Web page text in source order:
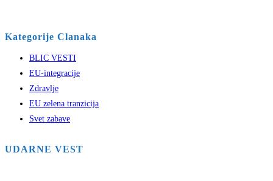
Kategorije Clanaka
BLIC VESTI
EU-integracije
Zdravlje
EU zelena tranzicija
Svet zabave
UDARNE VEST